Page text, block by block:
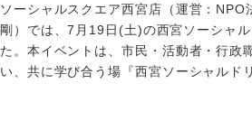
ソーシャルスクエア西宮店（運営：
剛）では、7月19日(土)の西宮ソーシャ
た。本イベントは、市民・活動者・行政
い、共に学び合う場『西宮ソーシャルド